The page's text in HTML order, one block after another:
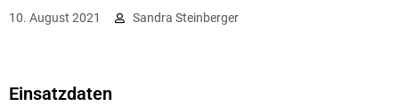
10. August 2021 Sandra Steinberger
Einsatzdaten